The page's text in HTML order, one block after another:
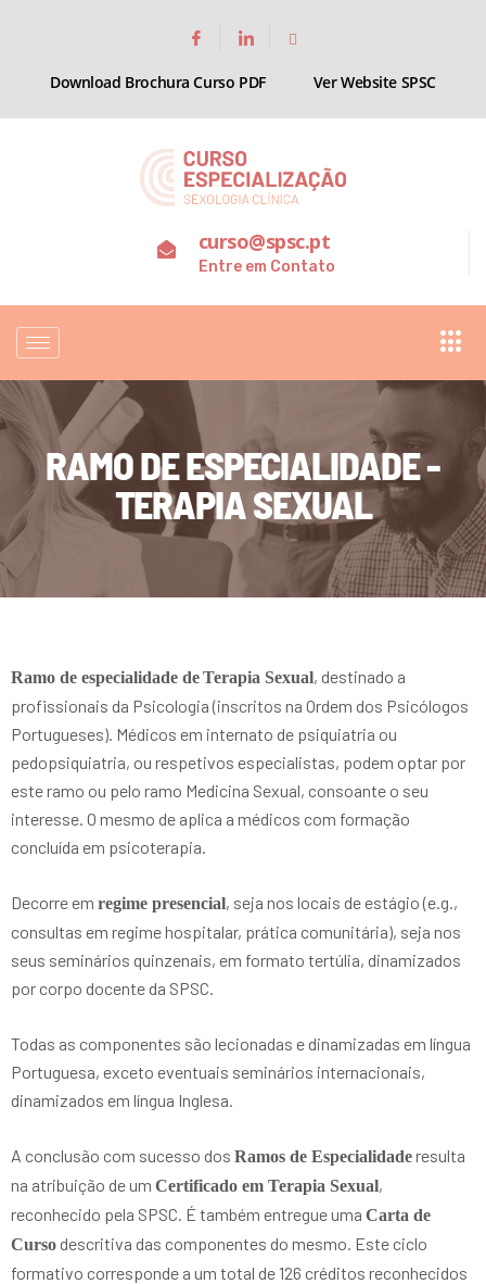
Download Brochura Curso PDF Ver Website SPSC
curso@spsc.pt
Entre em Contato
RAMO DE ESPECIALIDADE -
TERAPIA SEXUAL
Ramo de especialidade deTerapia Sexual, destinado a
profissionais da Psicologia (inscritos na Ordem dos Psicólogos
Portugueses). Médicos em internato de psiquiatria ou
pedopsiquiatria, ou respetivos especialistas, podem optar por
este ramo ou pelo ramo Medicina Sexual, consoante o seu
interesse. O mesmo de aplica a médicos com formação
concluída em psicoterapia.
Decorre em regime presencial, seja nos locais de estágio (e.g.,
consultas em regime hospitalar, prática comunitária), seja nos
seus seminários quinzenais, em formato tertúlia, dinamizados
por corpo docente da SPSC.
Todas as componentes são lecionadas e dinamizadas em língua
Portuguesa, exceto eventuais seminários internacionais,
dinamizados em língua Inglesa.
A conclusão com sucesso dos Ramos de Especialidaderesulta
na atribuição de um Certificado em Terapia Sexual,
reconhecido pela SPSC. É também entregue uma Carta de
Curso descritiva das componentes do mesmo. Este ciclo
formativo corresponde a um total de 126 créditos reconhecidos